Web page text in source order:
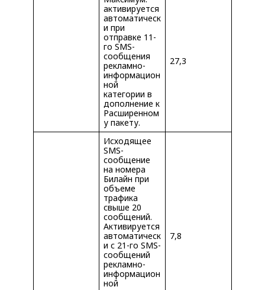
активируется
автоматическ
и при
отправке 11-
го SMS-
сообщения
рекламно-
информацион
ной
категории в
дополнение к
Расширенном
у пакету.
27,3
Исходящее
SMS-
сообщение
на номера
Билайн при
объеме
трафика
свыше 20
сообщений.
Активируется
автоматическ
и с 21-го SMS-
сообщений
рекламно-
информацион
ной
7,8